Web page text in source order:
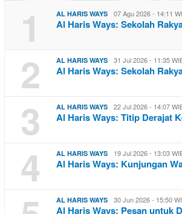
1 AL HARIS WAYS 07 Agu 2026 - 14:11
Al Haris Ways: Sekolah
2 AL HARIS WAYS 31 Jul 2026 - 11:35
Al Haris Ways: Sekolah
3 AL HARIS WAYS 22 Jul 2026 - 14:07
Al Haris Ways: Titip Derajat
4 AL HARIS WAYS 19 Jul 2026 - 13:03
Al Haris Ways: Kunjungan
AL HARIS WAYS 30 Jun 2026 - 15:50
Al Haris Ways: Pesan untuk